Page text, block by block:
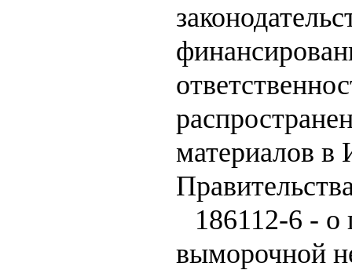
материалов в
186112-6 - о
выморочной